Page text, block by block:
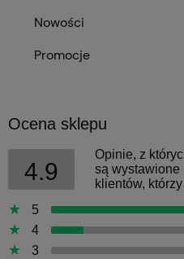
Nowości
Promocje
Ocena sklepu
4.9
Opinie, z
są wystawione
klientów,
5
4
3